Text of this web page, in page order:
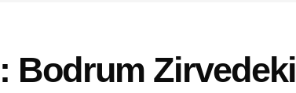
Bodrum Zirvedeki